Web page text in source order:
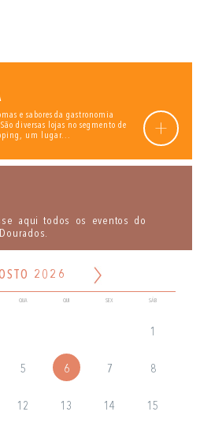
+
e sabores da gastronomia
diversas lojas no segmento de
um lugar...
aqui todos os eventos do
2026
QUA QUI SEX SÁB
1
5 6 7 8
12 13 14 15